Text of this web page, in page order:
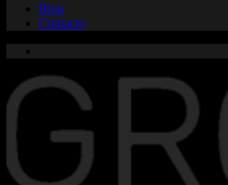
Blog
Contacto